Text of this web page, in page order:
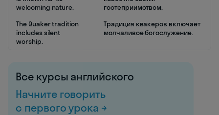
welcoming nature.
гостеприимством.
The Quaker tradition
includes silent
worship.
Традиция квакеров включает
молчаливое богослужение.
Все курсы английского
Начните говорить
с первого урока →